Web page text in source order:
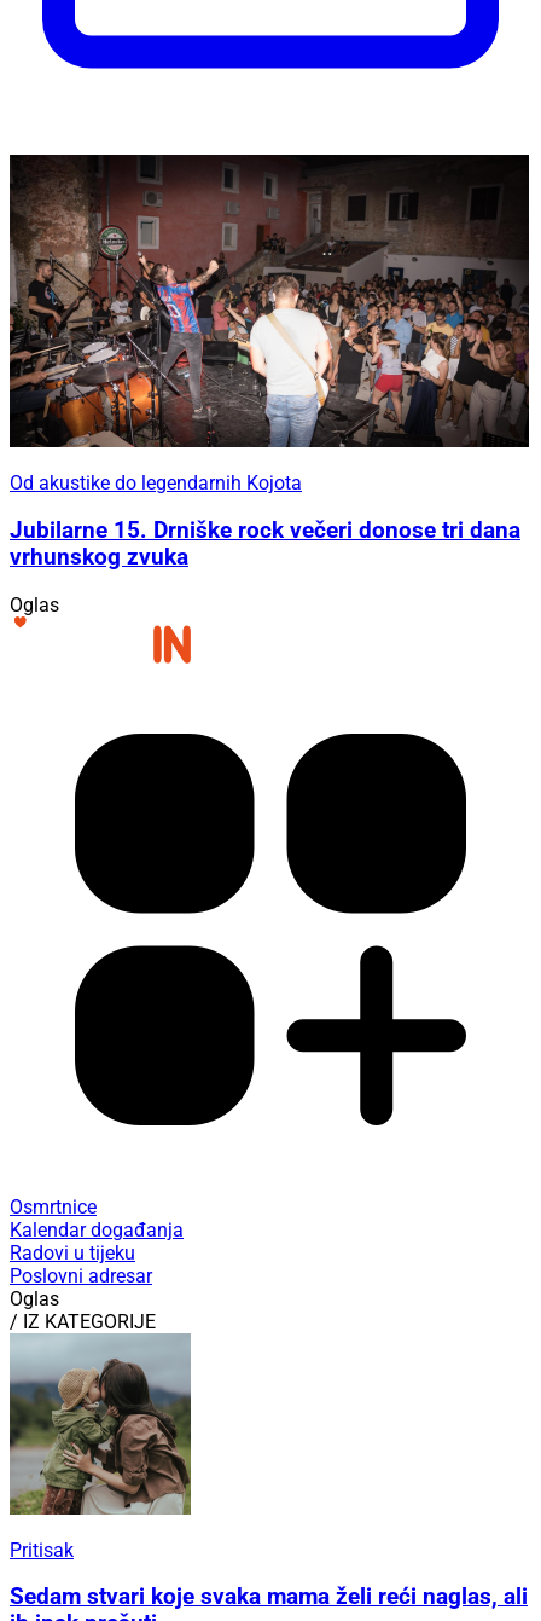
Od akustike do legendarnih Kojota
Jubilarne 15. Drniške rock večeri donose tri dana
vrhunskog zvuka
Oglas
Osmrtnice
Kalendar događanja
Radovi u tijeku
Poslovni adresar
Oglas
/ IZ KATEGORIJE
Pritisak
Sedam stvari koje svaka mama želi reći naglas, ali